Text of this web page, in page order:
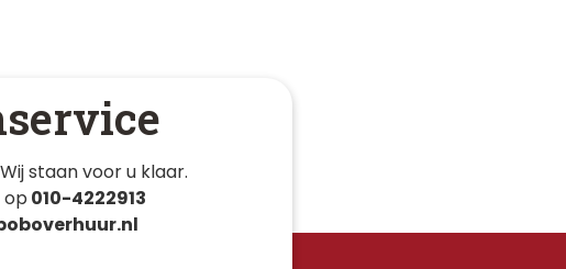
staan voor u klaar.
op 010-4222913